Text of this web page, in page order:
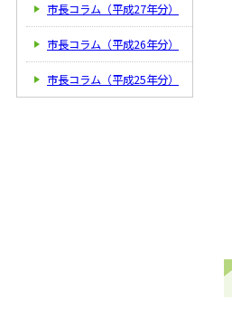
市長コラム（平成27年分）
市長コラム（平成26年分）
市長コラム（平成25年分）